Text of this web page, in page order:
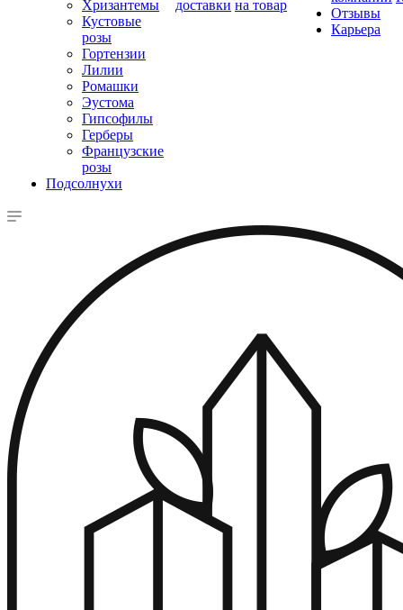
Хризантемы
Кустовые
розы
Гортензии
Лилии
Ромашки
Эустома
Гипсофилы
Герберы
Французские
розы
Подсолнухи
доставки на товар
Отзывы
Карьера